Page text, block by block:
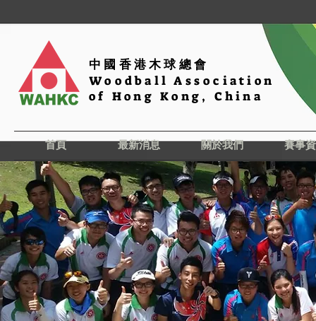
中國香港木球總會
Woodball Association
of Hong Kong, China
首頁 最新消息 關於我們 賽事